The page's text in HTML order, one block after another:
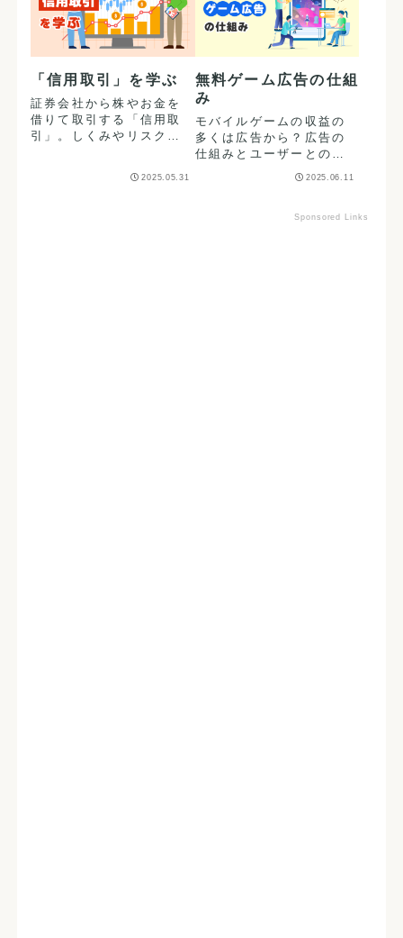
「信用取引」を学ぶ
証券会社から株やお金を
借りて取引する「信用取
引」。しくみやリスクを
2025.05.31
無料ゲーム広告の仕組
み
モバイルゲームの収益の
多くは広告から？広告の
仕組みとユーザーとの関
2025.06.11
Sponsored Links